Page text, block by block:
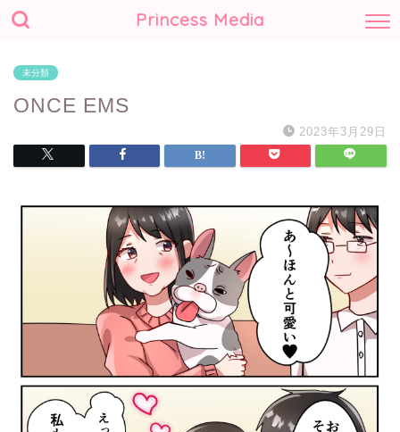
Princess Media
未分類
ONCE EMS
2023年3月29日